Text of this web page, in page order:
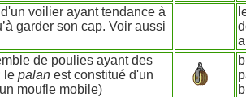
voilier ayant tendance à
garder son cap. Voir aussi
de poulies ayant des
le palan est constitué d'un
moufle mobile)